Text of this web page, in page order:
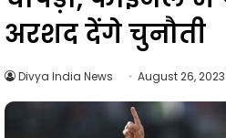
अरशद देंगे चुनौती
Divya India News August 26, 2023